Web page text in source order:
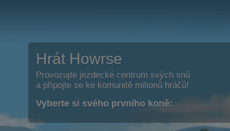
Hrát Howrse
Provozujte jezdecké centrum svých snů
a připojte se ke komunitě milionů hráčů!
Vyberte si svého prvního koně: